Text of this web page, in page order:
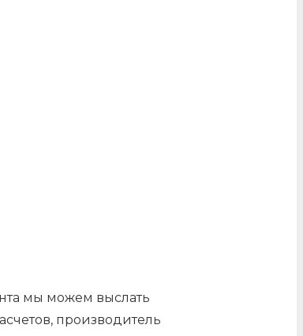
мы можем выслать
производитель